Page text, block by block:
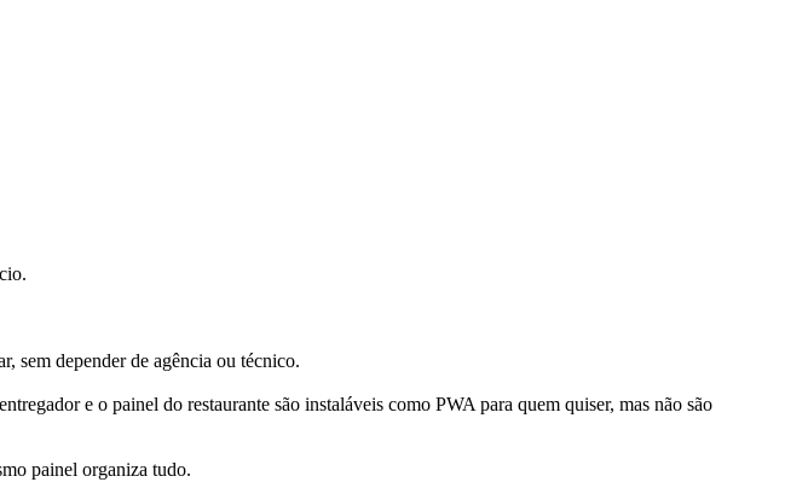
sem depender de agência ou técnico.
e o painel do restaurante são instaláveis como PWA para quem quiser, mas não são
painel organiza tudo.